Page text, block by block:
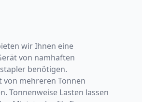
wir Ihnen eine
von namhaften
benötigen.
mehreren Tonnen
Tonnenweise Lasten lassen